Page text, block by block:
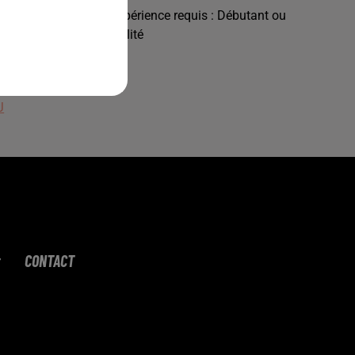
60%) / Niveau d'expérience requis : Débutant ou
poste selon disponibilité
CONTACT